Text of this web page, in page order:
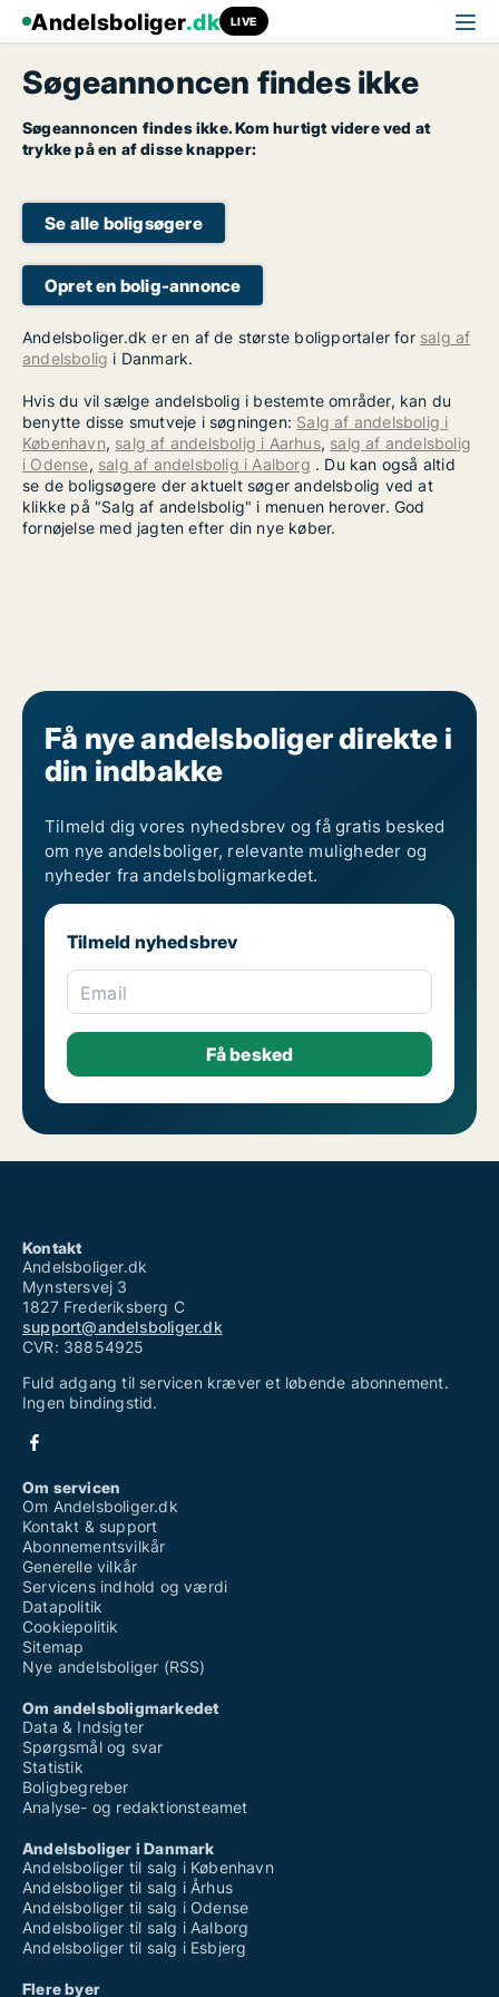
Andelsboliger.dk LIVE
Søgeannoncen findes ikke
Søgeannoncen findes ikke. Kom hurtigt videre ved at
trykke på en af disse knapper:
Se alle boligsøgere
Opret en bolig-annonce
Andelsboliger.dk er en af de største boligportaler for salg af
andelsbolig i Danmark.
Hvis du vil sælge andelsbolig i bestemte områder, kan du
benytte disse smutveje i søgningen: Salg af andelsbolig i
København, salg af andelsbolig i Aarhus, salg af andelsbolig
i Odense, salg af andelsbolig i Aalborg . Du kan også altid
se de boligsøgere der aktuelt søger andelsbolig ved at
klikke på "Salg af andelsbolig" i menuen herover. God
fornøjelse med jagten efter din nye køber.
Få nye andelsboliger direkte i
din indbakke
Tilmeld dig vores nyhedsbrev og få gratis besked
om nye andelsboliger, relevante muligheder og
nyheder fra andelsboligmarkedet.
Tilmeld nyhedsbrev
Email
Kontakt
Andelsboliger.dk
Mynstersvej 3
1827 Frederiksberg C
support@andelsboliger.dk
CVR: 38854925
Fuld adgang til servicen kræver et løbende abonnement.
Ingen bindingstid.
Om servicen
Om Andelsboliger.dk
Kontakt & support
Abonnementsvilkår
Generelle vilkår
Servicens indhold og værdi
Datapolitik
Cookiepolitik
Sitemap
Nye andelsboliger (RSS)
Om andelsboligmarkedet
Data & Indsigter
Spørgsmål og svar
Statistik
Boligbegreber
Analyse- og redaktionsteamet
Andelsboliger i Danmark
Andelsboliger til salg i København
Andelsboliger til salg i Århus
Andelsboliger til salg i Odense
Andelsboliger til salg i Aalborg
Andelsboliger til salg i Esbjerg
Flere byer